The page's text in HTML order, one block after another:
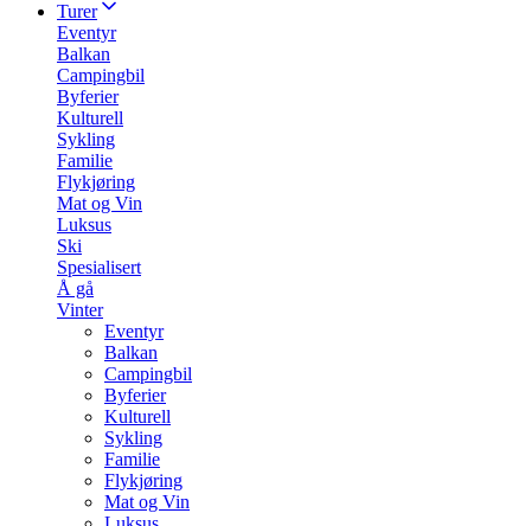
Turer
Eventyr
Balkan
Campingbil
Byferier
Kulturell
Sykling
Familie
Flykjøring
Mat og Vin
Luksus
Ski
Spesialisert
Å gå
Vinter
Eventyr
Balkan
Campingbil
Byferier
Kulturell
Sykling
Familie
Flykjøring
Mat og Vin